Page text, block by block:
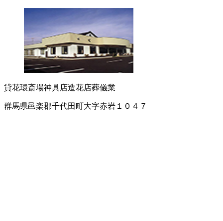
貸花環斎場神具店造花店葬儀業
群馬県邑楽郡千代田町大字赤岩１０４７